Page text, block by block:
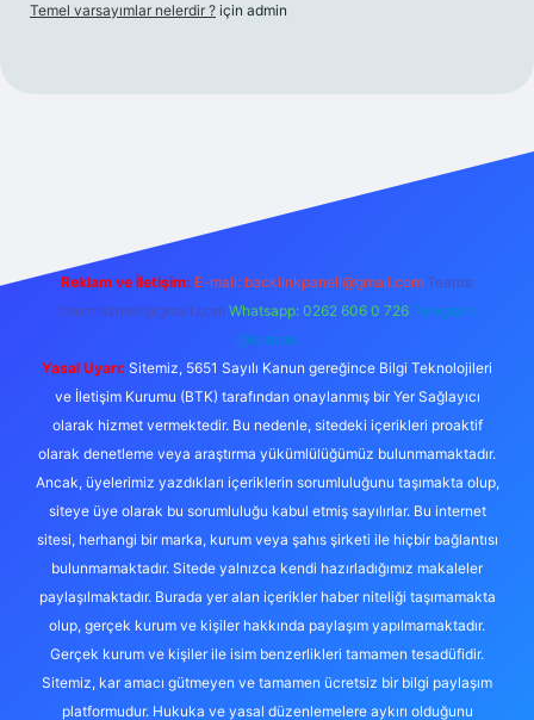
Temel varsayımlar nelerdir ? için admin
Reklam ve İletişim: E-mail: backlinkpaneli@gmail.com Teams:
forumhizmeti@gmail.com Whatsapp: 0262 606 0 726 Telegram:
@karabul
Yasal Uyarı: Sitemiz, 5651 Sayılı Kanun gereğince Bilgi Teknolojileri
ve İletişim Kurumu (BTK) tarafından onaylanmış bir Yer Sağlayıcı
olarak hizmet vermektedir. Bu nedenle, sitedeki içerikleri proaktif
olarak denetleme veya araştırma yükümlülüğümüz bulunmamaktadır.
Ancak, üyelerimiz yazdıkları içeriklerin sorumluluğunu taşımakta olup,
siteye üye olarak bu sorumluluğu kabul etmiş sayılırlar. Bu internet
sitesi, herhangi bir marka, kurum veya şahıs şirketi ile hiçbir bağlantısı
bulunmamaktadır. Sitede yalnızca kendi hazırladığımız makaleler
paylaşılmaktadır. Burada yer alan içerikler haber niteliği taşımamakta
olup, gerçek kurum ve kişiler hakkında paylaşım yapılmamaktadır.
Gerçek kurum ve kişiler ile isim benzerlikleri tamamen tesadüfidir.
Sitemiz, kar amacı gütmeyen ve tamamen ücretsiz bir bilgi paylaşım
platformudur. Hukuka ve yasal düzenlemelere aykırı olduğunu